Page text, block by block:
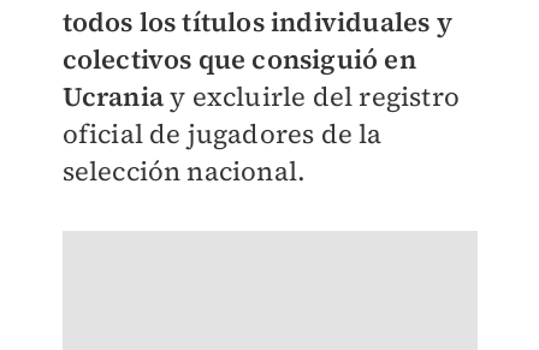
todos los títulos individuales y
colectivos que consiguió en
Ucraniay excluirle del registro
oficial de jugadores de la
selección nacional.